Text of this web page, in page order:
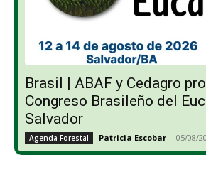
Brasil | ABAF y Cedagro
Congreso Brasileño del
Salvador
Agenda Forestal Patricia Escobar - 05/08/